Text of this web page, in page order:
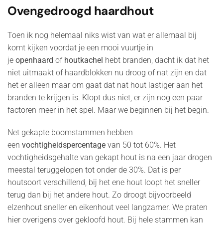
Ovengedroogd haardhout
Toen ik nog helemaal niks wist van wat er allemaal bij
komt kijken voordat je een mooi vuurtje in
je openhaard of houtkachel hebt branden, dacht ik dat het
niet uitmaakt of haardblokken nu droog of nat zijn en dat
het er alleen maar om gaat dat nat hout lastiger aan het
branden te krijgen is. Klopt dus niet, er zijn nog een paar
factoren meer in het spel. Maar we beginnen bij het begin.
Net gekapte boomstammen hebben
een vochtigheidspercentage van 50 tot 60%. Het
vochtigheidsgehalte van gekapt hout is na een jaar drogen
meestal teruggelopen tot onder de 30%. Dat is per
houtsoort verschillend, bij het ene hout loopt het sneller
terug dan bij het andere hout. Zo droogt bijvoorbeeld
elzenhout sneller en eikenhout veel langzamer. We praten
hier overigens over gekloofd hout. Bij hele stammen kan